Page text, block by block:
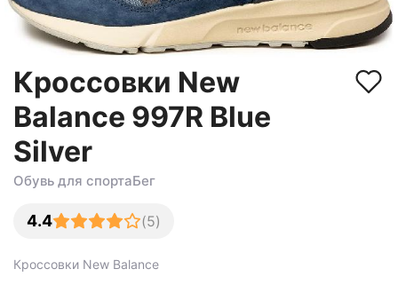
Кроссовки New
Balance 997R Blue
Silver
Обувь для спортаБег
4.4 (5)
Кроссовки New Balance